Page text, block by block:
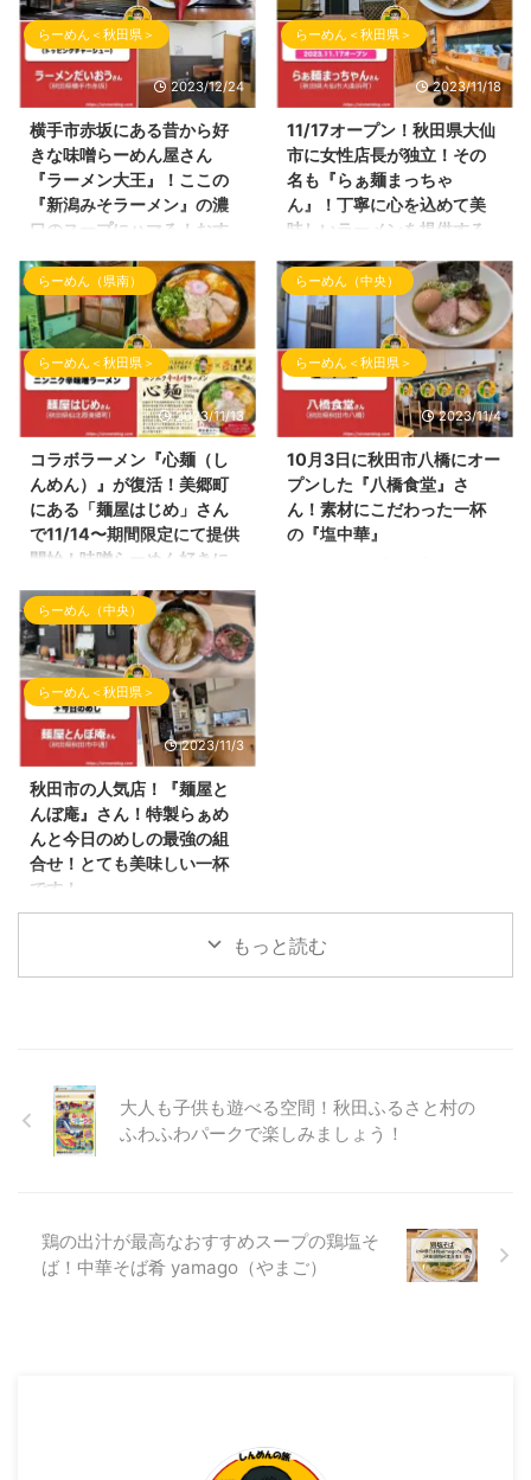
らーめん＜秋田県＞
2023/12/24
横手市赤坂にある昔から好
きな味噌らーめん屋さん
『ラーメン大王』！ここの
『新潟みそラーメン』の濃
口のスープにハマる！おす
こんばんわ！ 久しぶりのブログ
『しんめんの旅』の投稿となりま
した。 今回は横手市赤坂にござ
いますラーメン屋さんへご訪問さ
せて頂きました！ 数年前、横手
市の仕事帰りではよくお世話にな
っていたお店！ 「ラーメンだい
おう」さんです！ ラーメンだい
おうさんの外観 らーめん屋さん
の場所 ラーメンだいおうさんの
場所は、 ヤマダデンキ テック
ランドNew横手店さんの近くに
てご参照ください。最寄駅はJR
横手駅となります。 ラーメン屋
さんの駐車場は、お店の正面に車
を駐車するスペースがあり ...
らーめん＜秋田県＞
2023/11/18
11/17オープン！秋田県大仙
市に女性店長が独立！その
名も『らぁ麺まっちゃ
ん』！丁寧に心を込めて美
味しいラーメンを提供する
こんにちわ！しんめんのブログの
お時間となりました！ 本日の投
稿は、2023年11月17日（金曜
日）にオープンしました大仙市の
ラーメン店さんの 試食会にご招
待して頂きましたので、お店の内
容・ラーメン情報を投稿していき
ます！ らぁ麺まっちゃんの外観
以前は、『居酒屋今野』さんの2
号店として営業していた 『ラー
メン結喜（ゆうき）』さんの店長
の松本さんが独立！おめでとうご
らーめん（県南）
らーめん＜秋田県＞
2023/11/13
コラボラーメン『心麺（し
んめん）』が復活！美郷町
にある「麺屋はじめ」さん
で11/14〜期間限定にて提供
開始！味噌らーめん好きに
めです！
雪が降る季節が到来中！かなり冷
え込んできましたね！ 本日の
『しんめんの旅』でご紹介するら
ーめんは、そんな冷え込んだ季節
でも温まるらーめん！ にんに
く！旨辛！味噌！のキーワードが
入るらーめんのご紹介です！ 本
日のご紹介させて頂くラーメン店
さんはいつもご贔屓にさせて頂い
ている 秋田県仙北郡美郷町の
「麺屋はじめ」さんです！ 前回
ーメン屋さんです！ 麺屋はじめ
らーめん（中央）
らーめん＜秋田県＞
2023/11/4
10月3日に秋田市八橋にオー
プンした『八橋食堂』さ
ん！素材にこだわった一杯
の『塩中華』
場所 八橋食堂さんは、新国道の
マクドナルドの近くにありま ...
らーめん（中央）
らーめん＜秋田県＞
2023/11/3
秋田市の人気店！『麺屋と
んぼ庵』さん！特製らぁめ
んと今日のめしの最強の組
合せ！とても美味しい一杯
です！
こんばんわ！ブログ『しんめんの
旅』のお時間となりました。 10
をご紹介していきます。 ここの
らーめん屋さんは、 インスタグ
ラムのフォロワーさんの投稿を見
て とても気になり、それがきっ
さんです！ 麺屋とんぼ庵さんの
外観 麺屋とんぼ庵さんの場所 麺
もっと読む
大人も子供も遊べる空間！秋田ふるさと村の
ふわふわパークで楽しみましょう！
鶏の出汁が最高なおすすめスープの鶏塩そ
ば！中華そば肴 yamago（やまご）